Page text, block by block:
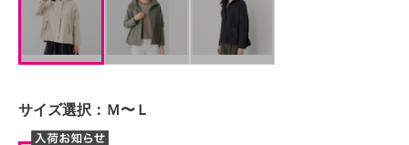
サイズ選択： Ｍ〜Ｌ